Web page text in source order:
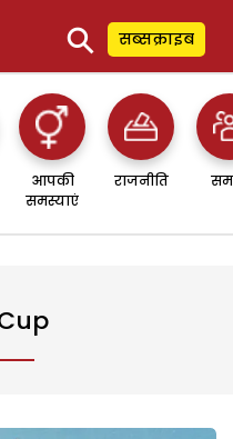
⚲ सब्सक्राइब
आपकी
समस्याएं
राजनीति